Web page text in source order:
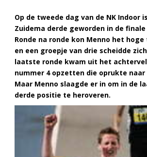
Op de tweede dag van de NK Indoor
Zuidema derde geworden in de finale
Ronde na ronde kon Menno het
en een groepje van drie scheidde
laatste ronde kwam uit het
nummer 4 opzetten die oprukte naar
Maar Menno slaagde er in om in de
derde positie te heroveren.